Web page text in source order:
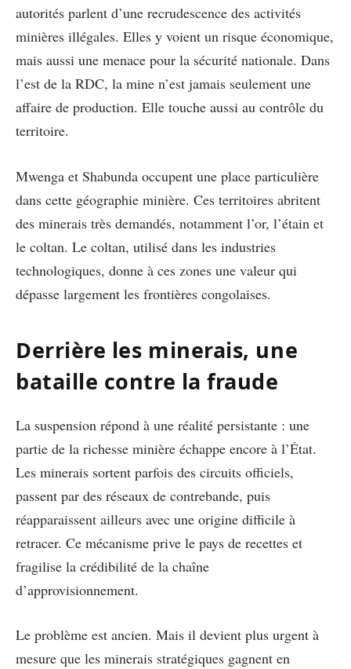
autorités parlent d’une recrudescence des activités
minières illégales. Elles y voient un risque économique,
mais aussi une menace pour la sécurité nationale. Dans
l’est de la RDC, la mine n’est jamais seulement une
affaire de production. Elle touche aussi au contrôle du
territoire.
Mwenga et Shabunda occupent une place particulière
dans cette géographie minière. Ces territoires abritent
des minerais très demandés, notamment l’or, l’étain et
le coltan. Le coltan, utilisé dans les industries
technologiques, donne à ces zones une valeur qui
dépasse largement les frontières congolaises.
Derrière les minerais, une
bataille contre la fraude
La suspension répond à une réalité persistante : une
partie de la richesse minière échappe encore à l’État.
Les minerais sortent parfois des circuits officiels,
passent par des réseaux de contrebande, puis
réapparaissent ailleurs avec une origine difficile à
retracer. Ce mécanisme prive le pays de recettes et
fragilise la crédibilité de la chaîne
d’approvisionnement.
Le problème est ancien. Mais il devient plus urgent à
mesure que les minerais stratégiques gagnent en